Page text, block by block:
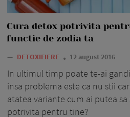
Cura detox potrivita
functie de zodia ta
— DETOXIFIERE 12 august 2016
In ultimul timp poate te-ai
insa problema este ca nu stii
atatea variante cum ai putea sa
potrivita pentru tine?